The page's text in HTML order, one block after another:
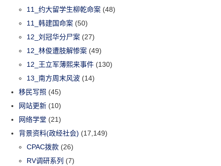
11_约大留学生柳乾命案 (48)
11_韩建国命案 (50)
12_刘冠华分尸案 (27)
12_林俊遭肢解惨案 (49)
12_王立军薄熙来事件 (130)
13_南方周末风波 (14)
移民写照 (45)
网站更新 (10)
网络学堂 (21)
背景资料(政经社会) (17,149)
CPAC拨款 (26)
RV调研系列 (7)